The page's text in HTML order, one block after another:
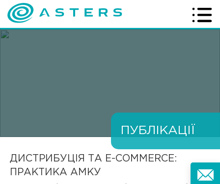
ПУБЛІКАЦІЇ
ДИСТРИБУЦІЯ ТА E-COMMERCE:
ПРАКТИКА АМКУ